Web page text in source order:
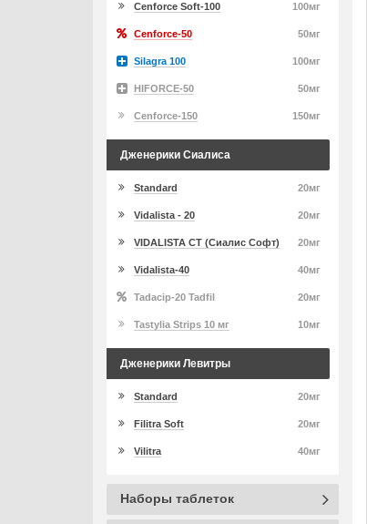
100мг
Cenforce Soft-100
50мг
Cenforce-50
100мг
Silagra 100
50мг
HIFORCE-50
150мг
Cenforce-150
Дженерики Сиалиса
20мг
Standard
20мг
Vidalista - 20
20мг
VIDALISTA CT (Сиалис Софт)
40мг
Vidalista-40
20мг
Tadacip-20 Tadfil
10мг
Tastylia Strips 10 мг
Дженерики Левитры
20мг
Standard
20мг
Filitra Soft
40мг
Vilitra
Наборы таблеток